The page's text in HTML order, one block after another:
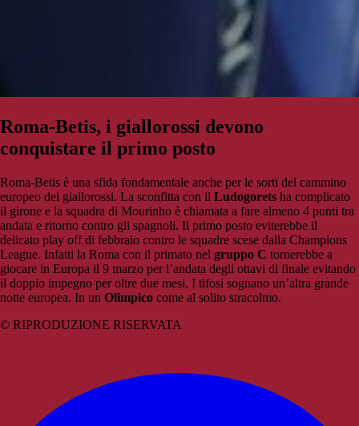
Roma-Betis, i giallorossi devono
conquistare il primo posto
Roma-Betis è una sfida fondamentale anche per le sorti del cammino
europeo dei giallorossi. La sconfitta con il Ludogorets ha complicato
il girone e la squadra di Mourinho è chiamata a fare almeno 4 punti tra
andata e ritorno contro gli spagnoli. Il primo posto eviterebbe il
delicato play off di febbraio contro le squadre scese dalla Champions
League. Infatti la Roma con il primato nel gruppo C tornerebbe a
giocare in Europa il 9 marzo per l’andata degli ottavi di finale evitando
il doppio impegno per oltre due mesi. I tifosi sognano un’altra grande
notte europea. In un Olimpico come al solito stracolmo.
© RIPRODUZIONE RISERVATA